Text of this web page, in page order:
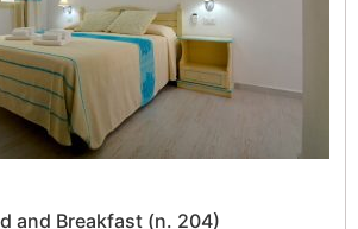
and Breakfast (n. 204)